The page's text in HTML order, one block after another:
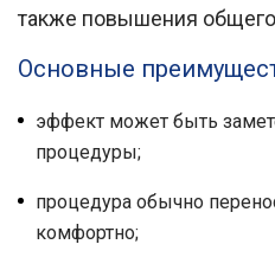
также повышения
Основные
эффект может быть
процедуры;
процедура обычно
комфортно;